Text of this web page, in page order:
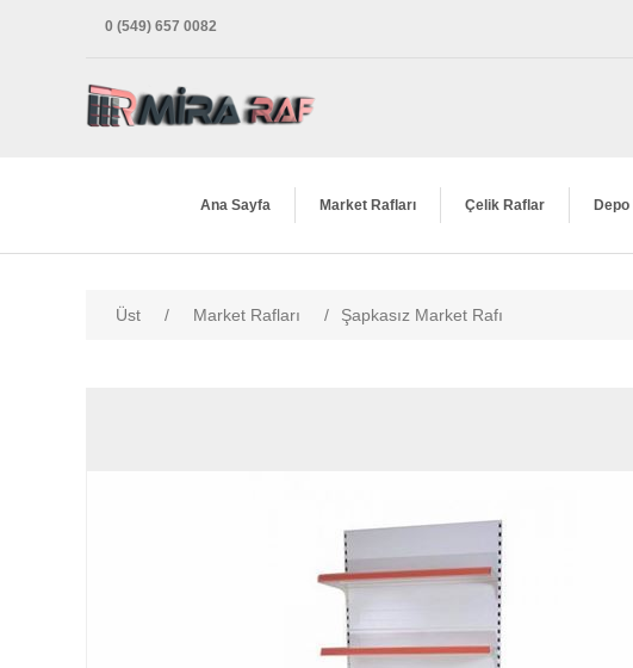
0 (549) 657 0082
Ana Sayfa Market Rafları Çelik Raflar Depo
Üst / Market Rafları / Şapkasız Market Rafı